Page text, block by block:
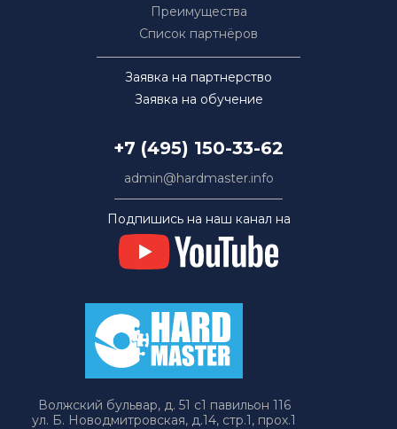
Преимущества
Список партнёров
Заявка на партнерство
Заявка на обучение
+7 (495) 150-33-62
admin@hardmaster.info
Подпишись на наш канал на
Волжский бульвар, д. 51 с1 павильон 116
ул. Б. Новодмитровская, д.14, стр.1, прох.1